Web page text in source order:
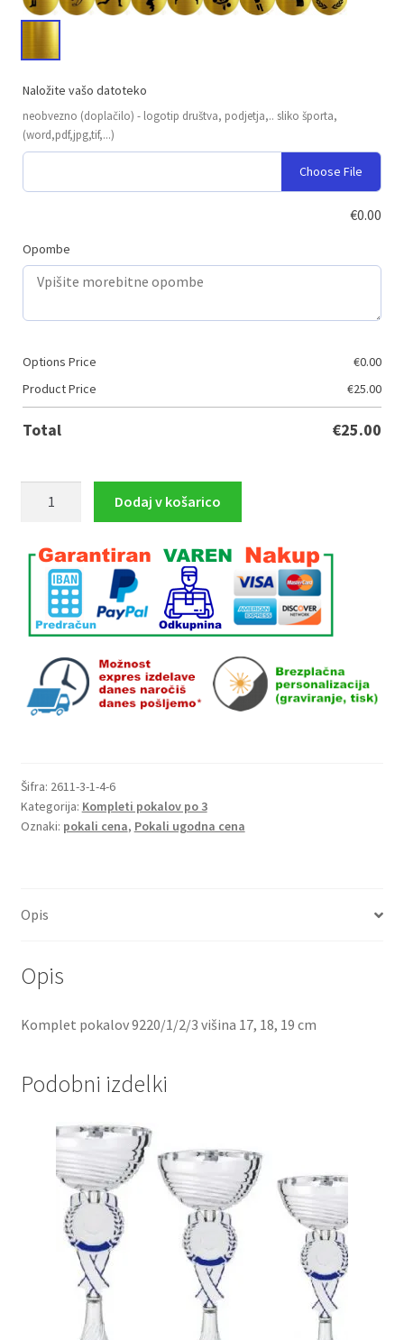
Naložite vašo datoteko
neobvezno (doplačilo) - logotip društva, podjetja,.. sliko športa,
(word,pdf,jpg,tif,...)
Choose File
€0.00
Opombe
Options Price €0.00
Product Price
€25.00
Total €25.00
višina
količina
Dodaj v košarico
Šifra: 2611-3-1-4-6
Kategorija: Kompleti pokalov po 3
Oznaki: pokali cena, Pokali ugodna cena
Opis
Opis
Komplet pokalov 9220/1/2/3 višina 17, 18, 19 cm
Podobni izdelki